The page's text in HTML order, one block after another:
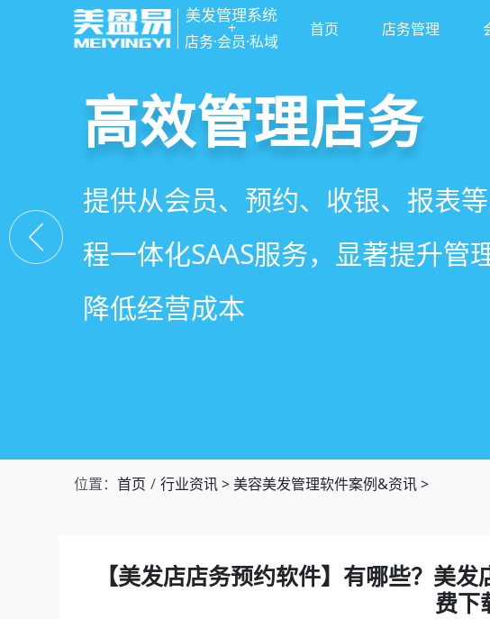
美发管理系统
+
店务·会员·私域
首页 店务管理
美容美发管理系
店务+拓客+020一体化，一站式解
店经营管理需求
高效管理店务
提供从会员、预约、收银、报表
程一体化SAAS服务，显著提升管
降低经营成本
社交裂变拓客
基于拼团、砍价、分销、异业合
交营销玩法，海量爆款方案一键套
引爆门店客流
小程序商城
小程序链接商家、手艺人、客户
线下，让口碑传播有抓手，赋能社
盘活私域流量
位置： 首页 行业资讯>美容美发管理软件案例&资讯>
【美发店店务预约软件】有哪些？美
费下